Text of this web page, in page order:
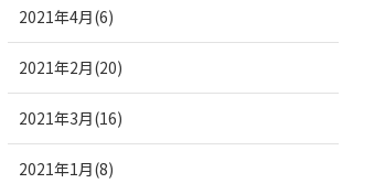
2021年4月(6)
2021年2月(20)
2021年3月(16)
2021年1月(8)